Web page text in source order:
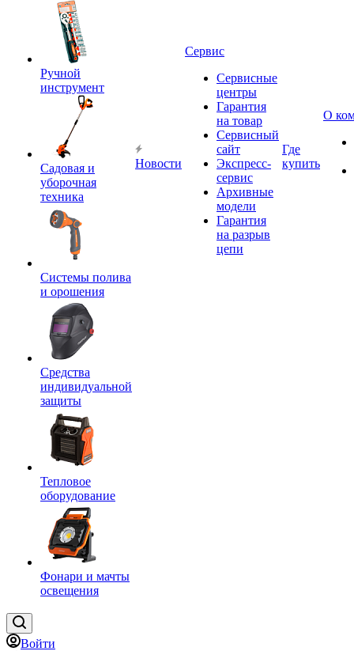
Ручной
инструмент
Садовая и
уборочная
техника
Системы полива
и орошения
Средства
индивидуальной
защиты
Тепловое
оборудование
Фонари и мачты
освещения
Новости
Сервис
Сервисные
центры
Гарантия
на товар
Сервисный
сайт
Экспресс-
сервис
Архивные
модели
Гарантия
на разрыв
цепи
Где
купить
О
Войти